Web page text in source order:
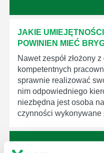
JAKIE
POWINIEN MIEĆ
Nawet zespół złożony
kompetentnych
sprawnie realizować
nim odpowiedniego
niezbędna jest osoba
czynności wykonywane